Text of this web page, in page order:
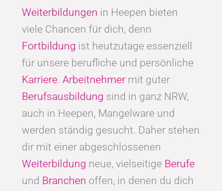
Weiterbildungen in Heepen bieten
viele Chancen für dich, denn
Fortbildung ist heutzutage essenziell
für unsere berufliche und persönliche
Karriere. Arbeitnehmer mit guter
Berufsausbildung sind in ganz NRW,
auch in Heepen, Mangelware und
werden ständig gesucht. Daher stehen
dir mit einer abgeschlossenen
Weiterbildung neue, vielseitige Berufe
und Branchen offen, in denen du dich